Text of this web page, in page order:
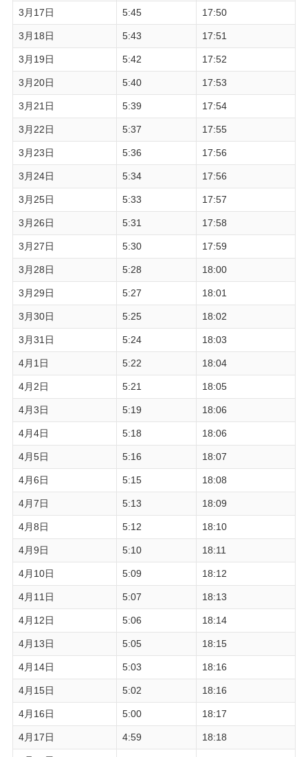
3月17日 5:45 17:50
3月18日 5:43 17:51
3月19日 5:42 17:52
3月20日 5:40 17:53
3月21日 5:39 17:54
3月22日 5:37 17:55
3月23日 5:36 17:56
3月24日 5:34 17:56
3月25日 5:33 17:57
3月26日 5:31 17:58
3月27日 5:30 17:59
3月28日 5:28 18:00
3月29日 5:27 18:01
3月30日 5:25 18:02
3月31日 5:24 18:03
4月1日 5:22 18:04
4月2日 5:21 18:05
4月3日 5:19 18:06
4月4日 5:18 18:06
4月5日 5:16 18:07
4月6日 5:15 18:08
4月7日 5:13 18:09
4月8日 5:12 18:10
4月9日 5:10 18:11
4月10日 5:09 18:12
4月11日 5:07 18:13
4月12日 5:06 18:14
4月13日 5:05 18:15
4月14日 5:03 18:16
4月15日 5:02 18:16
4月16日 5:00 18:17
4月17日 4:59 18:18